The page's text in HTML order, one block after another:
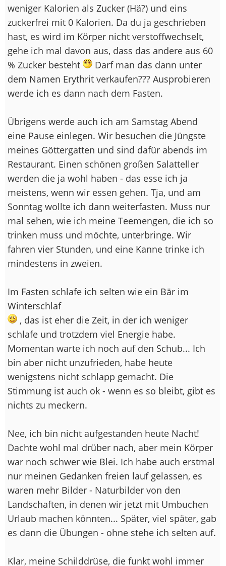
weniger Kalorien als Zucker (Hä?) und eins
zuckerfrei mit 0 Kalorien. Da du ja geschrieben
hast, es wird im Körper nicht verstoffwechselt,
gehe ich mal davon aus, dass das andere aus 60
% Zucker besteht
Darf man das dann unter
dem Namen Erythrit verkaufen??? Ausprobieren
werde ich es dann nach dem Fasten.
Übrigens werde auch ich am Samstag Abend
eine Pause einlegen. Wir besuchen die Jüngste
meines Göttergatten und sind dafür abends im
Restaurant. Einen schönen großen Salatteller
werden die ja wohl haben - das esse ich ja
meistens, wenn wir essen gehen. Tja, und am
Sonntag wollte ich dann weiterfasten. Muss nur
mal sehen, wie ich meine Teemengen, die ich so
trinken muss und möchte, unterbringe. Wir
fahren vier Stunden, und eine Kanne trinke ich
mindestens in zweien.
Im Fasten schlafe ich selten wie ein Bär im
Winterschlaf
, das ist eher die Zeit, in der ich weniger
schlafe und trotzdem viel Energie habe.
Momentan warte ich noch auf den Schub... Ich
bin aber nicht unzufrieden, habe heute
wenigstens nicht schlapp gemacht. Die
Stimmung ist auch ok - wenn es so bleibt, gibt es
nichts zu meckern.
Nee, ich bin nicht aufgestanden heute Nacht!
Dachte wohl mal drüber nach, aber mein Körper
war noch schwer wie Blei. Ich habe auch erstmal
nur meinen Gedanken freien lauf gelassen, es
waren mehr Bilder - Naturbilder von den
Landschaften, in denen wir jetzt mit Umbuchen
Urlaub machen könnten... Später, viel später, gab
es dann die Übungen - ohne stehe ich selten auf.
Klar, meine Schilddrüse, die funkt wohl immer